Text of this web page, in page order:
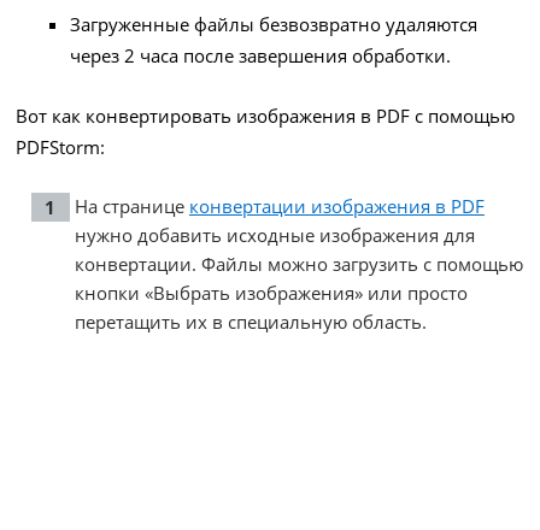
Загруженные файлы безвозвратно удаляются
через 2 часа после завершения обработки.
Вот как конвертировать изображения в PDF с помощью
PDFStorm:
На странице конвертации изображения в PDF
нужно добавить исходные изображения для
конвертации. Файлы можно загрузить с помощью
кнопки «Выбрать изображения» или просто
перетащить их в специальную область.